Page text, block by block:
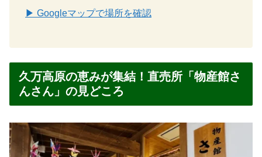
▶ Googleマップで場所を確認
久万高原の恵みが集結！直売所「物産館さ
んさん」の見どころ